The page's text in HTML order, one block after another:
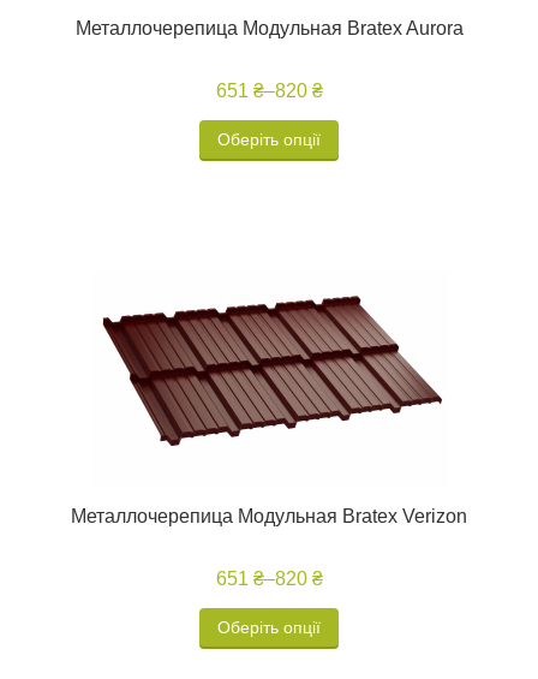
Металлочерепица Модульная Bratex Aurora
651 ₴–820 ₴
Оберіть опції
Металлочерепица Модульная Bratex Verizon
651 ₴–820 ₴
Оберіть опції